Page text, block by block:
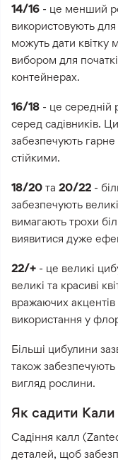
14/16 - це менший
використовують
можуть дати квітку
вибором для
контейнерах.
16/18 - це середній
серед садівників.
забезпечують гарне
стійкими.
18/20 та 20/22 -
забезпечують
вимагають трохи
виявитися дуже
22/+ - це великі
великі та красиві
вражаючих
використання у
Більші цибулини
також
вигляд рослини.
Як садити Кали
Садіння калл
деталей, щоб